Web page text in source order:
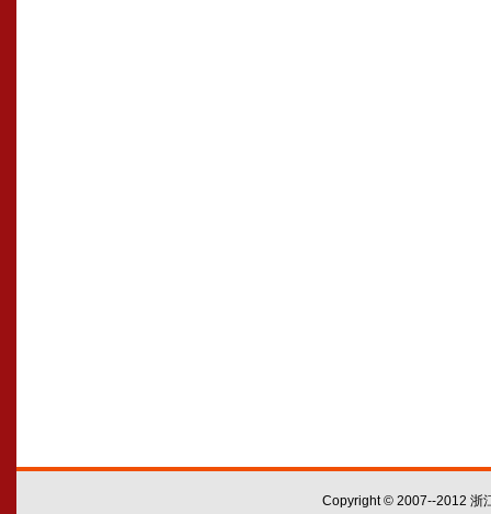
Copyright © 2007--2012 浙